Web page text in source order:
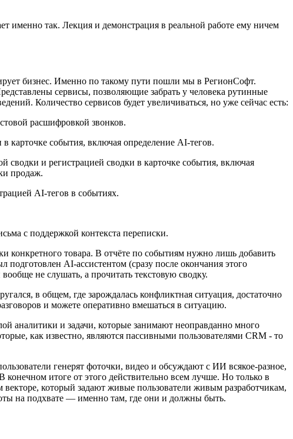
именно так. Лекция и демонстрация в реальной работе ему ничем
бизнес. Именно по такому пути пошли мы в РегионСофт.
сервисы, позволяющие забрать у человека рутинные
Количество сервисов будет увеличиваться, но уже сейчас есть:
расшифровкой звонков.
карточке события, включая определение AI-тегов.
сводки и регистрацией сводки в карточке события, включая
продаж.
AI-тегов в событиях.
с поддержкой контекста переписки.
конкретного товара. В отчёте по событиям нужно лишь добавить
подготовлен AI-ассистентом (сразу после окончания этого
не слушать, а прочитать текстовую сводку.
в общем, где зарождалась конфликтная ситуация, достаточно
и можете оперативно вмешаться в ситуацию.
аналитики и задачи, которые занимают неоправданно много
как известно, являются пассивными пользователями CRM - то
генерят фоточки, видео и обсуждают с ИИ всякое-разное,
итоге от этого действительно всем лучше. Но только в
который задают живые пользователи живым разработчикам,
на подхвате — именно там, где они и должны быть.